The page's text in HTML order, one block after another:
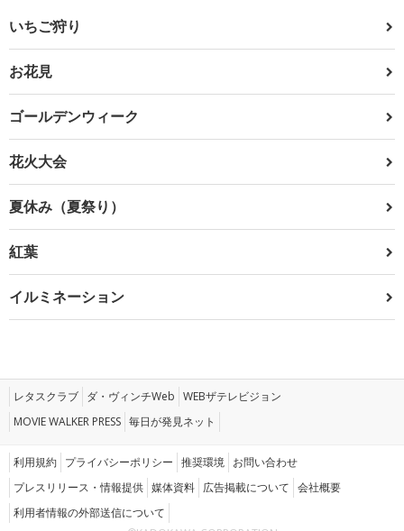
いちご狩り
お花見
ゴールデンウィーク
花火大会
夏休み（夏祭り）
紅葉
イルミネーション
レタスクラブ ダ・ヴィンチWeb WEBザテレビジョン
MOVIE WALKER PRESS 毎日が発見ネット
利用規約 プライバシーポリシー 推奨環境 お問い合わせ
プレスリリース・情報提供 媒体資料 広告掲載について 会社概要
利用者情報の外部送信について